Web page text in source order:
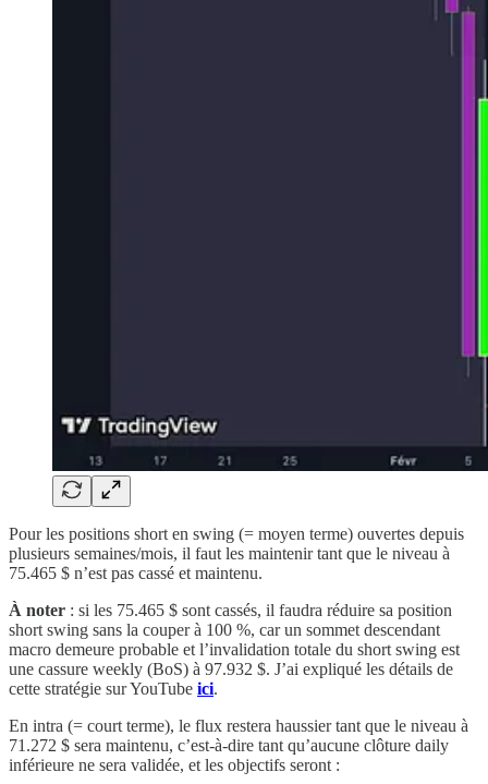
Pour les positions short en swing (= moyen terme) ouvertes depuis
plusieurs semaines/mois, il faut les maintenir tant que le niveau à
75.465 $ n’est pas cassé et maintenu.
À noter : si les 75.465 $ sont cassés, il faudra réduire sa position
short swing sans la couper à 100 %, car un sommet descendant
macro demeure probable et l’invalidation totale du short swing est
une cassure weekly (BoS) à 97.932 $. J’ai expliqué les détails de
cette stratégie sur YouTube ici.
En intra (= court terme), le flux restera haussier tant que le niveau à
71.272 $ sera maintenu, c’est-à-dire tant qu’aucune clôture daily
inférieure ne sera validée, et les objectifs seront :